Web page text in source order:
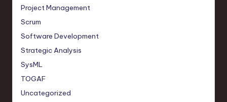
Project Management
Scrum
Software Development
Strategic Analysis
SysML
TOGAF
Uncategorized